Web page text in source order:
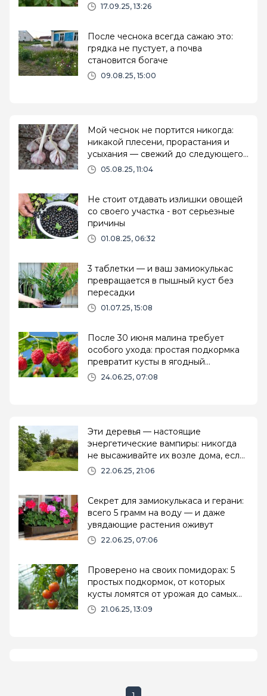
17.09.25, 13:26
После чеснока всегда сажаю это:
грядка не пустует, а почва
становится богаче
09.08.25, 15:00
Мой чеснок не портится никогда:
никакой плесени, прорастания и
усыхания — свежий до следующего
лета05.08.25, 11:04
Не стоит отдавать излишки овощей
со своего участка - вот серьезные
причины
01.08.25, 06:32
3 таблетки — и ваш замиокулькас
превращается в пышный куст без
пересадки
01.07.25, 15:08
После 30 июня малина требует
особого ухода: простая подкормка
превратит кусты в ягодный
конвейер
24.06.25, 07:08
Эти деревья — настоящие
энергетические вампиры: никогда
не высаживайте их возле дома, если
дорожите благополучием
22.06.25, 21:06
Секрет для замиокулькаса и герани:
всего 5 грамм на воду — и даже
увядающие растения оживут
22.06.25, 07:06
Проверено на своих помидорах: 5
простых подкормок, от которых
кусты ломятся от урожая до самых
заморозков
21.06.25, 13:09